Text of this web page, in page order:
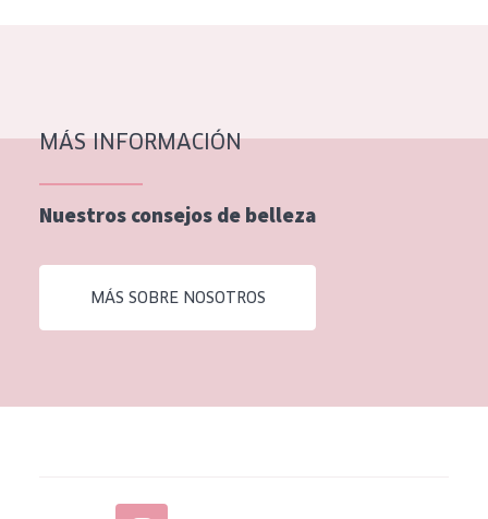
Piel menopáusica
Edad: de 35 a 55
Piel madura
MÁS INFORMACIÓN
Nuestros consejos de belleza
MÁS SOBRE NOSOTROS